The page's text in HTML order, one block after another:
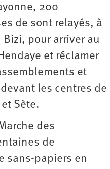
200
de sont relayés, à
Bizi, pour arriver au
et réclamer
et
les centres de
Sète.
des
de
sans-papiers en